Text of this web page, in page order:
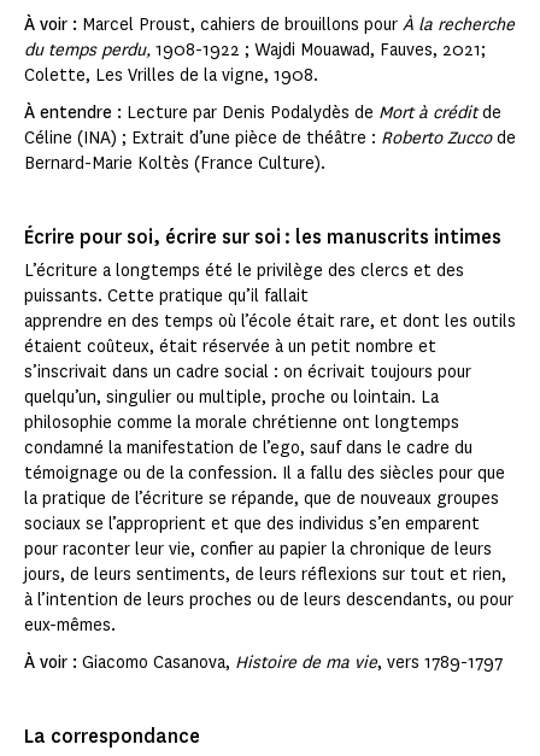
À voir : Marcel Proust, cahiers de brouillons pour À la recherche
du temps perdu, 1908-1922 ; Wajdi Mouawad, Fauves, 2021;
Colette, Les Vrilles de la vigne, 1908.
À entendre : Lecture par Denis Podalydès de Mort à créditde
Céline (INA) ; Extrait d’une pièce de théâtre : Roberto Zuccode
Bernard-Marie Koltès (France Culture).
Écrire pour soi, écrire sur soi : les manuscrits intimes
L’écriture a longtemps été le privilège des clercs et des
puissants. Cette pratique qu’il fallait
apprendre en des temps où l’école était rare, et dont les outils
étaient coûteux, était réservée à un petit nombre et
s’inscrivait dans un cadre social : on écrivait toujours pour
quelqu’un, singulier ou multiple, proche ou lointain. La
philosophie comme la morale chrétienne ont longtemps
condamné la manifestation de l’ego, sauf dans le cadre du
témoignage ou de la confession. Il a fallu des siècles pour que
la pratique de l’écriture se répande, que de nouveaux groupes
sociaux se l’approprient et que des individus s’en emparent
pour raconter leur vie, confier au papier la chronique de leurs
jours, de leurs sentiments, de leurs réflexions sur tout et rien,
à l’intention de leurs proches ou de leurs descendants, ou pour
eux-mêmes.
À voir : Giacomo Casanova, Histoire de ma vie, vers 1789-1797
La correspondance